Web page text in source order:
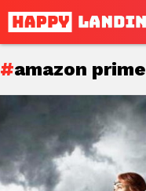
amazon prime
Latest
stories